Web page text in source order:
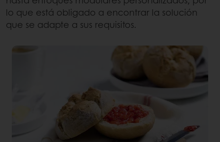
lo que está obligado a encontrar la solución
que se adapte a sus requisitos.